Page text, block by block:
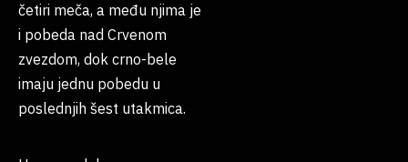
četiri meča, a među njima je
i pobeda nad Crvenom
zvezdom, dok crno-bele
imaju jednu pobedu u
poslednjih šest utakmica.